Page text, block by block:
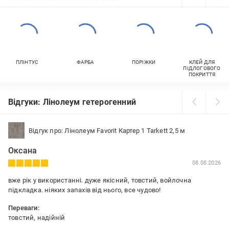
ПЛІНТУС ФАРБА ПОРІЖКИ
КЛЕЙ ДЛЯ
ПІДЛОГОВОГО
ПОКРИТТЯ
Відгуки: Лінолеум гетерогенний
Відгук про: Лінолеум Favorit Картер 1 Tarkett 2,5 м
Оксана
08.08.2026
вже рік у використанні. дуже якісний, товстий, войлочна
підкладка. ніяких запахів від нього, все чудово!
Переваги:
товстий, надійній